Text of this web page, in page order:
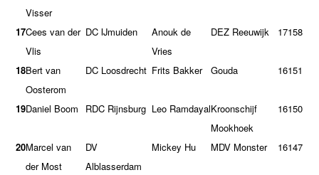
Visser
17Cees van der
Vlis
DC IJmuiden
Anouk de
Vries
DEZ Reeuwijk 17158
18Bert van
Oosterom
DC Loosdrecht Frits Bakker Gouda 16151
19Daniel Boom RDC Rijnsburg Leo RamdayalKroonschijf
Mookhoek
16150
20Marcel van
der Most
DV
Alblasserdam
Mickey Hu MDV Monster 16147